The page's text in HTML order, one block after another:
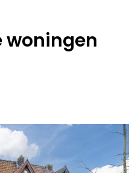
woningen